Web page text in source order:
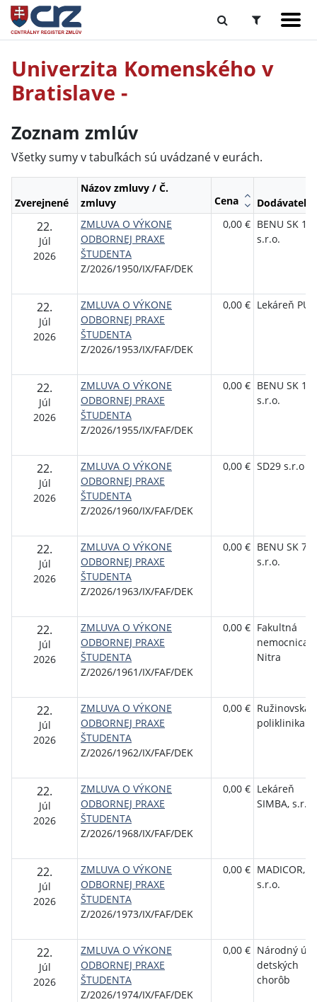
Univerzita Komenského v
Bratislave -
Zoznam zmlúv
Všetky sumy v tabuľkách sú uvádzané v eurách.
Zverejnené
Názov zmluvy / Č.
zmluvy
Cena Dodávateľ
22.
Júl
2026
ZMLUVA O VÝKONE
ODBORNEJ PRAXE
ŠTUDENTA
Z/2026/1950/IX/FAF/DEK
0,00 € BENU SK
s.r.o.
22.
Júl
2026
ZMLUVA O VÝKONE
ODBORNEJ PRAXE
ŠTUDENTA
Z/2026/1953/IX/FAF/DEK
0,00 € Lekáreň
22.
Júl
2026
ZMLUVA O VÝKONE
ODBORNEJ PRAXE
ŠTUDENTA
Z/2026/1955/IX/FAF/DEK
0,00 € BENU SK
s.r.o.
22.
Júl
2026
ZMLUVA O VÝKONE
ODBORNEJ PRAXE
ŠTUDENTA
Z/2026/1960/IX/FAF/DEK
0,00 € SD29 s.r.o
22.
Júl
2026
ZMLUVA O VÝKONE
ODBORNEJ PRAXE
ŠTUDENTA
Z/2026/1963/IX/FAF/DEK
0,00 € BENU SK 79,
s.r.o.
22.
Júl
2026
ZMLUVA O VÝKONE
ODBORNEJ PRAXE
ŠTUDENTA
Z/2026/1961/IX/FAF/DEK
0,00 € Fakultná
nemocnica
Nitra
22.
Júl
2026
ZMLUVA O VÝKONE
ODBORNEJ PRAXE
ŠTUDENTA
Z/2026/1962/IX/FAF/DEK
0,00 € Ružinovská
poliklinika
22.
Júl
2026
ZMLUVA O VÝKONE
ODBORNEJ PRAXE
ŠTUDENTA
Z/2026/1968/IX/FAF/DEK
0,00 € Lekáreň
SIMBA, s.r.o.
22.
Júl
2026
ZMLUVA O VÝKONE
ODBORNEJ PRAXE
ŠTUDENTA
Z/2026/1973/IX/FAF/DEK
0,00 € MADICOR,
s.r.o.
22.
Júl
2026
ZMLUVA O VÝKONE
ODBORNEJ PRAXE
ŠTUDENTA
Z/2026/1974/IX/FAF/DEK
0,00 € Národný
detských
chorôb